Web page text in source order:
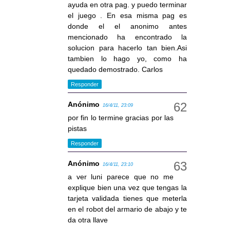
ayuda en otra pag. y puedo terminar
el juego . En esa misma pag es
donde el el anonimo antes
mencionado ha encontrado la
solucion para hacerlo tan bien.Asi
tambien lo hago yo, como ha
quedado demostrado. Carlos
Responder
Anónimo 16/4/11, 23:09
por fin lo termine gracias por las
pistas
Responder
Anónimo 16/4/11, 23:10
a ver luni parece que no me
explique bien una vez que tengas la
tarjeta validada tienes que meterla
en el robot del armario de abajo y te
da otra llave